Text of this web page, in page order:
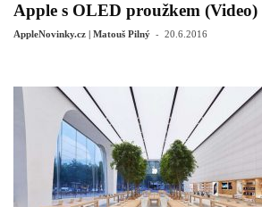
Apple s OLED proužkem (Video)
AppleNovinky.cz | Matouš Pilný - 20.6.2016